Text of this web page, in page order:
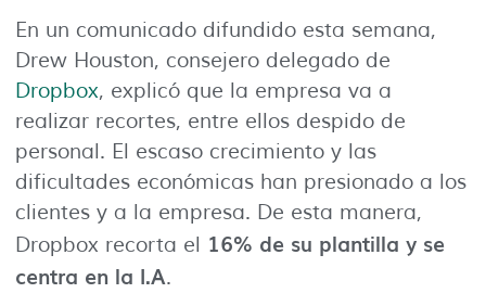
En un comunicado difundido esta semana,
Drew Houston, consejero delegado de
Dropbox, explicó que la empresa va a
realizar recortes, entre ellos despido de
personal. El escaso crecimiento y las
dificultades económicas han presionado a los
clientes y a la empresa. De esta manera,
Dropbox recorta el 16% de su plantilla y se
centra en la I.A.